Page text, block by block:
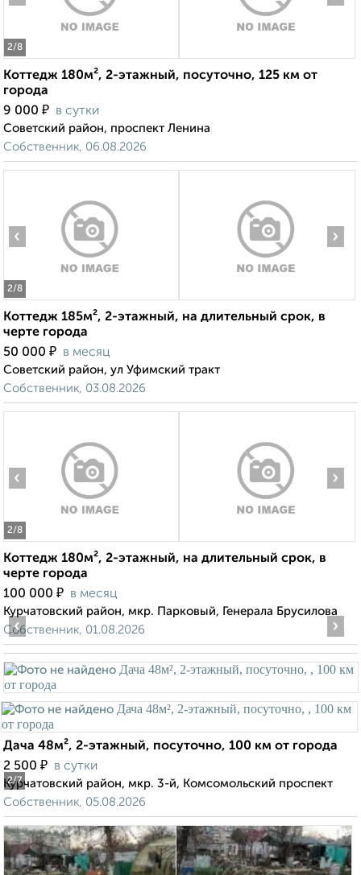
2/8
Коттедж 180м², 2-этажный, посуточно, 125 км от
города
9 000 ₽ в сутки
Советский район, проспект Ленина
Собственник, 06.08.2026
2/8
‹ ›
Коттедж 185м², 2-этажный, на длительный срок, в
черте города
50 000 ₽ в месяц
Советский район, ул Уфимский тракт
Собственник, 03.08.2026
2/8
‹ ›
Коттедж 180м², 2-этажный, на длительный срок, в
черте города
100 000 ₽ в месяц
Курчатовский район, мкр. Парковый, Генерала Брусилова
Собственник, 01.08.2026
2/7
‹ ›
Дача 48м², 2-этажный, посуточно, 100 км от города
2 500 ₽ в сутки
Курчатовский район, мкр. 3-й, Комсомольский проспект
Собственник, 05.08.2026